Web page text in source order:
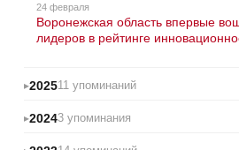
24 февраля
Воронежская область впервые
лидеров в рейтинге
202511 упоминаний
20243 упоминания